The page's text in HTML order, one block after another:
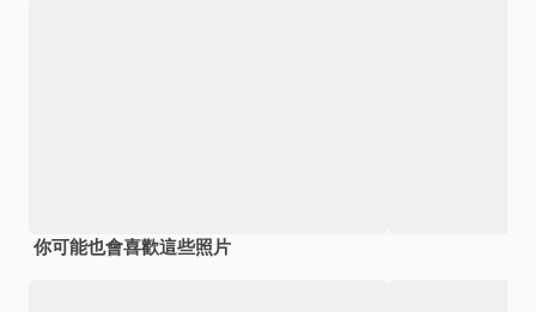
你可能也會喜歡這些照片